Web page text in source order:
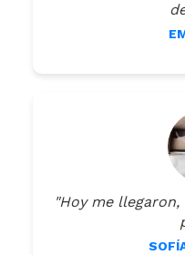
"Hoy me